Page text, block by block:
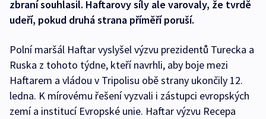
zbraní souhlasil. Haftarovy síly ale varovaly, že tvrdě
udeří, pokud druhá strana příměří poruší.
Polní maršál Haftar vyslyšel výzvu prezidentů Turecka a
Ruska z tohoto týdne, kteří navrhli, aby boje mezi
Haftarem a vládou v Tripolisu obě strany ukončily 12.
ledna. K mírovému řešení vyzvali i zástupci evropských
zemí a institucí Evropské unie. Haftar výzvu Recepa